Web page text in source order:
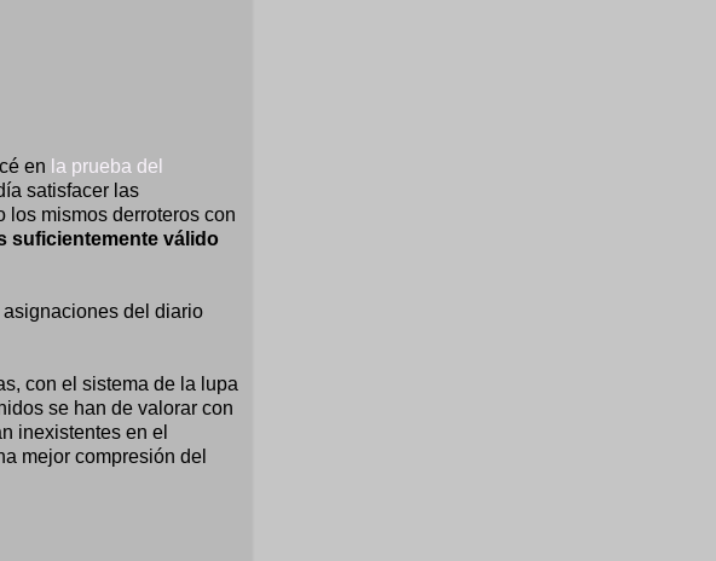
en la prueba del
satisfacer las
los mismos derroteros con
suficientemente válido
del diario
con el sistema de la lupa
se han de valorar con
inexistentes en el
mejor compresión del